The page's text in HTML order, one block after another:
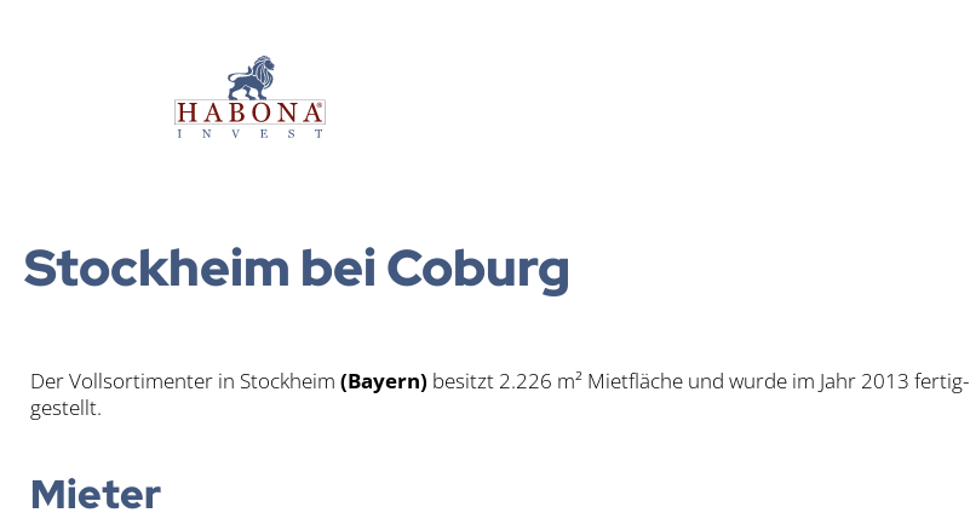
Habona Invest GmbH
Stock­heim bei Coburg
Der Voll­sor­ti­men­ter in Stock­heim(Bay­ern) besitzt 2.226 m² Miet­flä­che und wur­de im Jahr 2013 fer­tig­
ge­stellt.
Mie­ter